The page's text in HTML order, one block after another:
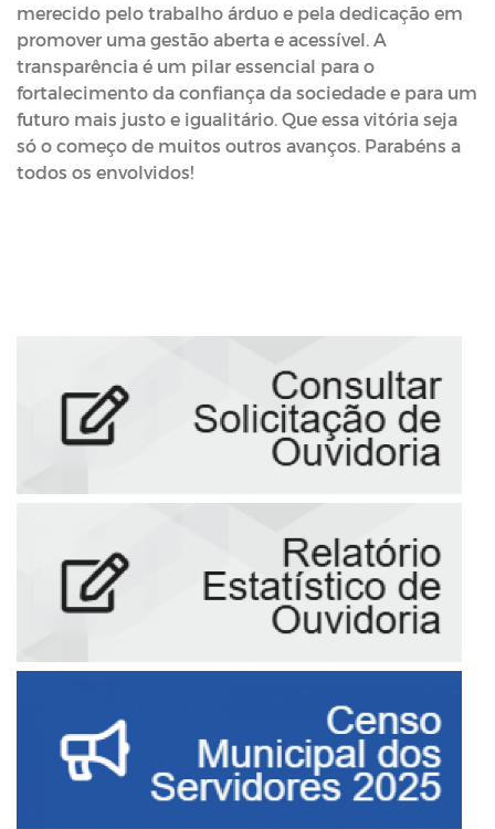
merecido pelo trabalho árduo e pela dedicação em
promover uma gestão aberta e acessível. A
transparência é um pilar essencial para o
fortalecimento da confiança da sociedade e para um
futuro mais justo e igualitário. Que essa vitória seja
só o começo de muitos outros avanços. Parabéns a
todos os envolvidos!